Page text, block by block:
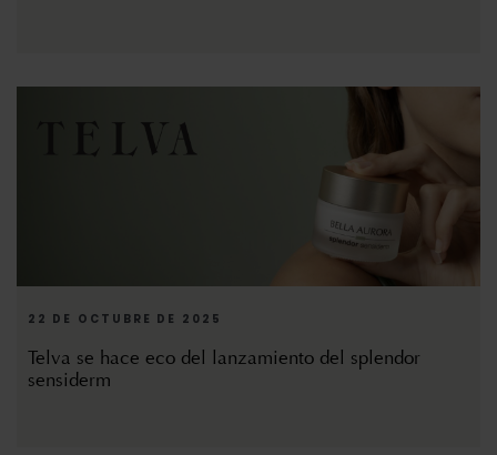
22 DE OCTUBRE DE 2025
Telva se hace eco del lanzamiento del splendor
sensiderm